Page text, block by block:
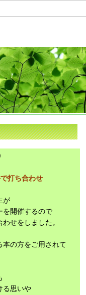
打ち合わせ
が
を開催するので
せをしました。
本の方をご用されて
る思いや